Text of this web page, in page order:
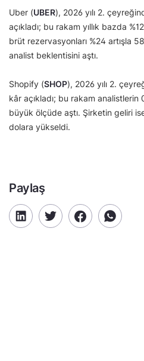
Uber (UBER), 2026 yılı 2.
açıkladı; bu rakam yıllık bazda
brüt rezervasyonları %24 artışla
analist beklentisini aştı.
Shopify (SHOP), 2026 yılı 2.
kâr açıkladı; bu rakam
büyük ölçüde aştı. Şirketin geliri
dolara yükseldi.
Paylaş